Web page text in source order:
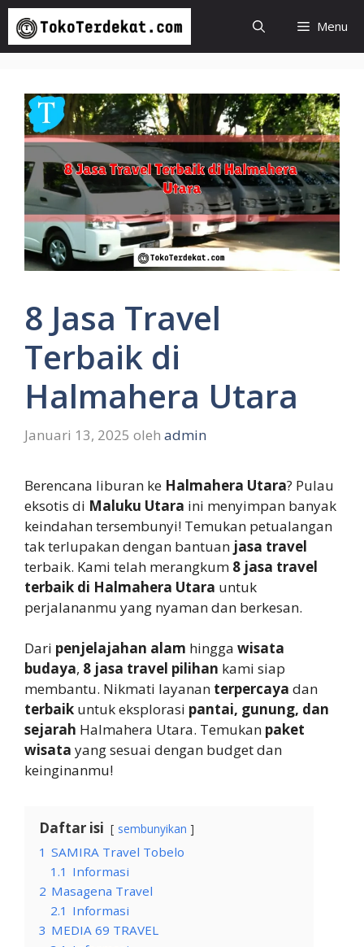
Langsung
isi
Menu
8 Jasa Travel
Terbaik di
Halmahera Utara
Januari 13, 2025 oleh admin
Berencana liburan ke Halmahera Utara? Pulau
eksotis di Maluku Utara ini menyimpan banyak
keindahan tersembunyi! Temukan petualangan
tak terlupakan dengan bantuan jasa travel
terbaik. Kami telah merangkum 8 jasa travel
terbaik di Halmahera Utara untuk
perjalananmu yang nyaman dan berkesan.
Dari penjelajahan alam hingga wisata
budaya, 8 jasa travel pilihan kami siap
membantu. Nikmati layanan terpercaya dan
terbaik untuk eksplorasi pantai, gunung, dan
sejarah Halmahera Utara. Temukan paket
wisata yang sesuai dengan budget dan
keinginanmu!
Daftar isi sembunyikan
1 SAMIRA Travel Tobelo
1.1 Informasi
2 Masagena Travel
2.1 Informasi
3 MEDIA 69 TRAVEL